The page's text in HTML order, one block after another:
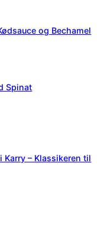
og Bechamel
Spinat
– Klassikeren til